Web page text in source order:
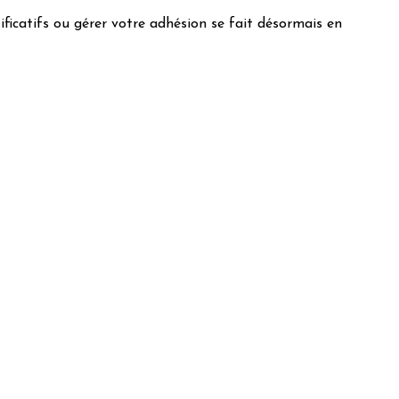
ou gérer votre adhésion se fait désormais en